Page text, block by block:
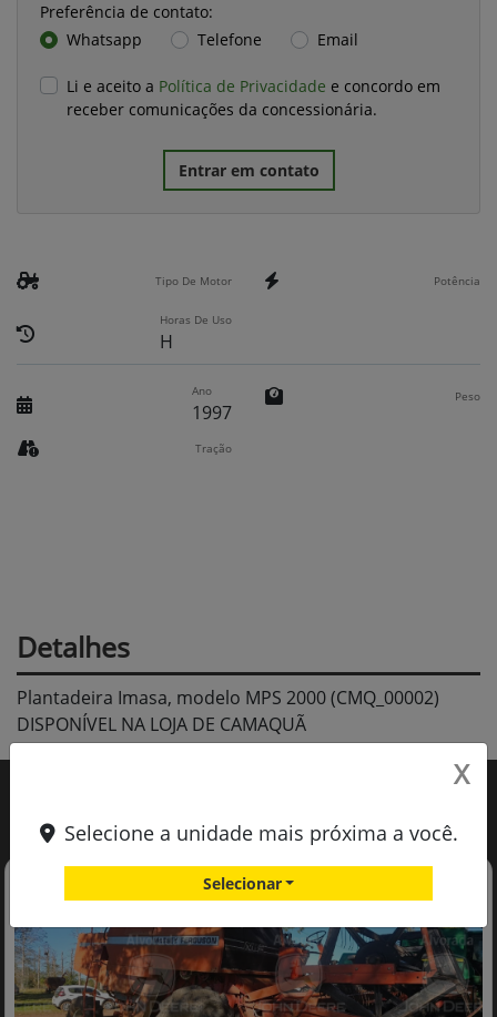
Preferência de contato:
Whatsapp
Telefone Email
Li e aceito a Política de Privacidade e concordo em
receber comunicações da concessionária.
Entrar em contato
Tipo De Motor Potência
Horas De Uso
H
Ano
1997
Peso
Tração
Detalhes
Plantadeira Imasa, modelo MPS 2000 (CMQ_00002)
DISPONÍVEL NA LOJA DE CAMAQUÃ
X
Selecione a unidade mais próxima a você.
Selecionar